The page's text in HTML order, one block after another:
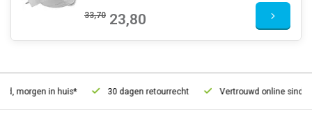
33,70 23,80
morgen in huis* 30 dagen retourrecht Vertrouwd online sinds